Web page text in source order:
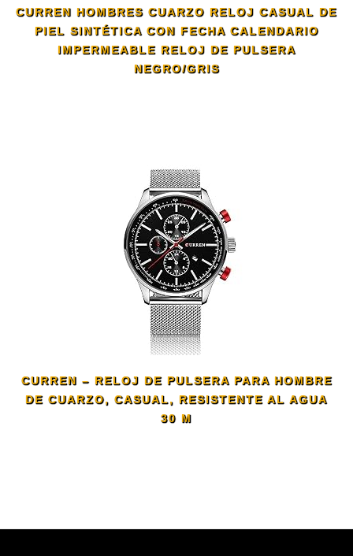
CURREN HOMBRES CUARZO RELOJ CASUAL DE
PIEL SINTÉTICA CON FECHA CALENDARIO
IMPERMEABLE RELOJ DE PULSERA
NEGRO/GRIS
CURREN – RELOJ DE PULSERA PARA HOMBRE
DE CUARZO, CASUAL, RESISTENTE AL AGUA
30 M